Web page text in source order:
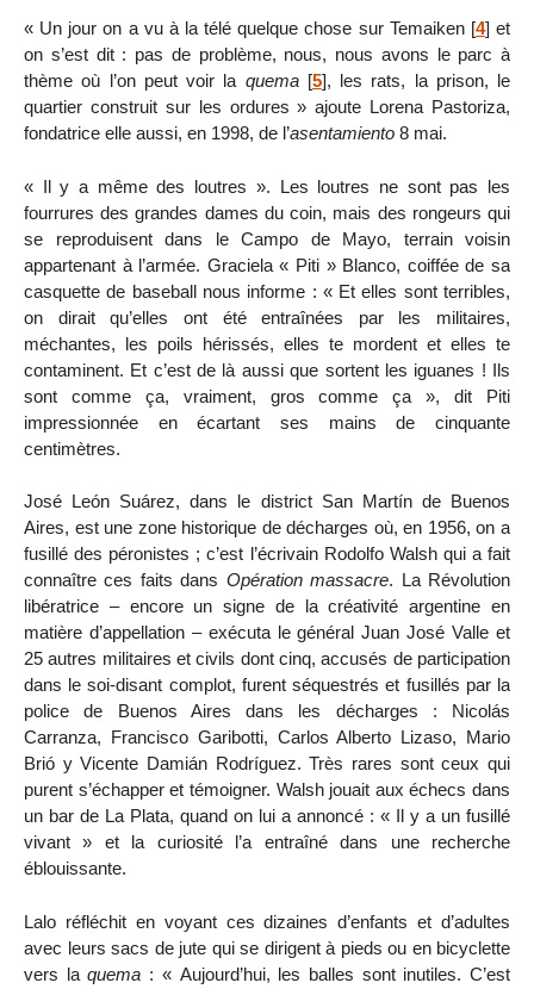
« Un jour on a vu à la télé quelque chose sur Temaiken[4] et
on s’est dit : pas de problème, nous, nous avons le parc à
thème où l’on peut voir la quema[5], les rats, la prison, le
quartier construit sur les ordures » ajoute Lorena Pastoriza,
fondatrice elle aussi, en 1998, de l’asentamiento 8 mai.
« Il y a même des loutres ». Les loutres ne sont pas les
fourrures des grandes dames du coin, mais des rongeurs qui
se reproduisent dans le Campo de Mayo, terrain voisin
appartenant à l’armée. Graciela « Piti » Blanco, coiffée de sa
casquette de baseball nous informe : « Et elles sont terribles,
on dirait qu’elles ont été entraînées par les militaires,
méchantes, les poils hérissés, elles te mordent et elles te
contaminent. Et c’est de là aussi que sortent les iguanes ! Ils
sont comme ça, vraiment, gros comme ça », dit Piti
impressionnée en écartant ses mains de cinquante
centimètres.
José León Suárez, dans le district San Martín de Buenos
Aires, est une zone historique de décharges où, en 1956, on a
fusillé des péronistes ; c’est l’écrivain Rodolfo Walsh qui a fait
connaître ces faits dans Opération massacre. La Révolution
libératrice – encore un signe de la créativité argentine en
matière d’appellation – exécuta le général Juan José Valle et
25 autres militaires et civils dont cinq, accusés de participation
dans le soi-disant complot, furent séquestrés et fusillés par la
police de Buenos Aires dans les décharges : Nicolás
Carranza, Francisco Garibotti, Carlos Alberto Lizaso, Mario
Brió y Vicente Damián Rodríguez. Très rares sont ceux qui
purent s’échapper et témoigner. Walsh jouait aux échecs dans
un bar de La Plata, quand on lui a annoncé : « Il y a un fusillé
vivant » et la curiosité l’a entraîné dans une recherche
éblouissante.
Lalo réfléchit en voyant ces dizaines d’enfants et d’adultes
avec leurs sacs de jute qui se dirigent à pieds ou en bicyclette
vers laquema : « Aujourd’hui, les balles sont inutiles. C’est